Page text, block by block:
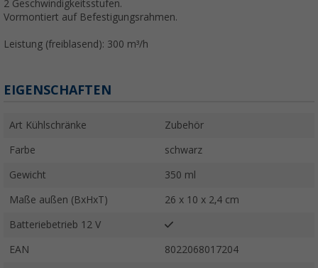
2 Geschwindigkeitsstufen.
Vormontiert auf Befestigungsrahmen.
Leistung (freiblasend): 300 m³/h
EIGENSCHAFTEN
Art Kühlschränke Zubehör
Farbe schwarz
Gewicht 350 ml
Maße außen (BxHxT) 26 x 10 x 2,4 cm
Batteriebetrieb 12 V
EAN 8022068017204